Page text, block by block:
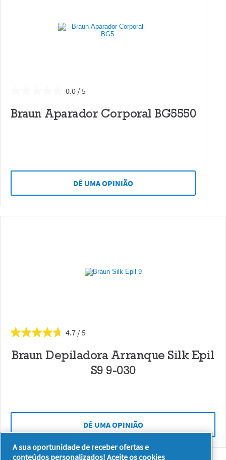
0.0
Braun Aparador Corporal BG5550
DÊ UMA OPINIÃO
4.7
Braun Depiladora Arranque Silk Epil
S9 9-030
DÊ UMA OPINIÃO
A sua oportunidade de receber ofertas e
conteúdos personalizados! Aceite os cookies